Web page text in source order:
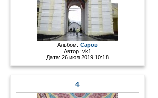
Альбом:Саров
Автор:vk1
Дата: 26 июл 2019 10:18
4